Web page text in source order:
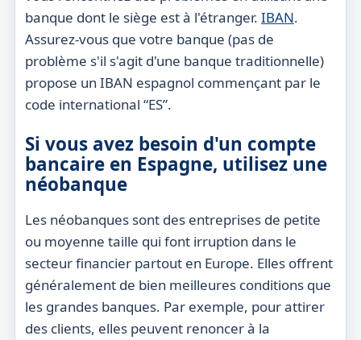
banque dont le siège est à l'étranger. IBAN.
Assurez-vous que votre banque (pas de
problème s'il s'agit d'une banque traditionnelle)
propose un IBAN espagnol commençant par le
code international “ES”.
Si vous avez besoin d'un compte
bancaire en Espagne, utilisez une
néobanque
Les néobanques sont des entreprises de petite
ou moyenne taille qui font irruption dans le
secteur financier partout en Europe. Elles offrent
généralement de bien meilleures conditions que
les grandes banques. Par exemple, pour attirer
des clients, elles peuvent renoncer à la